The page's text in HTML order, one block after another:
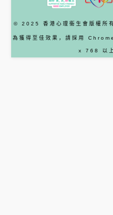
© 2025 香港心理衞生會版權所
為獲得至佳效果，請採用 Chrome
x 768 以